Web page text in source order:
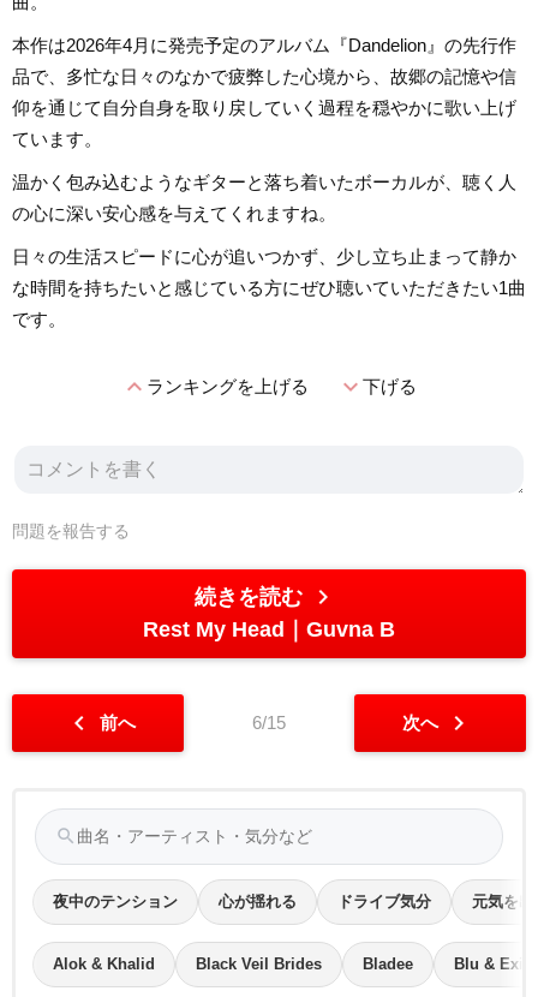
本作は2026年4月に発売予定のアルバム『Dandelion』の先行作
品で、多忙な日々のなかで疲弊した心境から、故郷の記憶や信
仰を通じて自分自身を取り戻していく過程を穏やかに歌い上げ
ています。
温かく包み込むようなギターと落ち着いたボーカルが、聴く人
の心に深い安心感を与えてくれますね。
日々の生活スピードに心が追いつかず、少し立ち止まって静か
な時間を持ちたいと感じている方にぜひ聴いていただきたい1曲
です。
expand_lessランキングを上げる expand_more下げる
問題を報告する
続きを読む chevron_right
Rest My Head Guvna B
chevron_left 前へ 6/15 次へ chevron_right
search
夜中のテンション 心が揺れる ドライブ気分 元気を出
Alok & Khalid Black Veil Brides Bladee Blu & Exile